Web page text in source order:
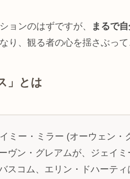
ョンのはずですが、 まるで
り、観る者の心を揺さぶって
」とは
ミー・ミラー (オーウェン
ヴン・グレアムが、ジェイ
スコム、エリン・ドハーテ